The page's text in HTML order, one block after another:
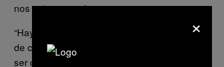
nos enterramos.”
“Hay que ser niños nuevamente, y no se trata
de comportarse de manera infantil, sino de
ser como un niño.”
×